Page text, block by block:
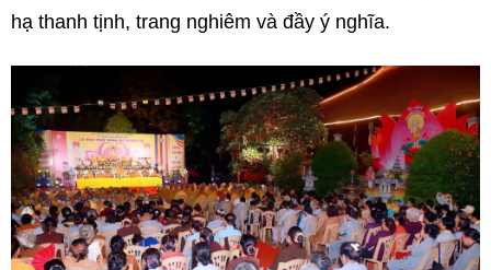
hạ thanh tịnh, trang nghiêm và đầy ý nghĩa.